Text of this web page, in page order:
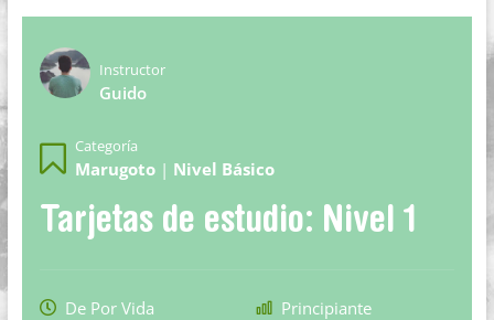
idioma
online,
desde
Aires
Instructor
Guido
Categoría
Marugoto | Nivel Básico
Tarjetas de estudio: Nivel 1
De Por Vida
Principiante